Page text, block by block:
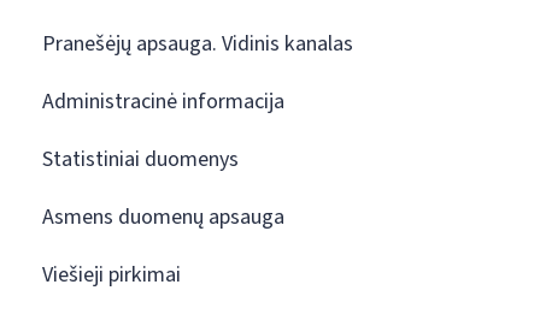
Pranešėjų apsauga. Vidinis kanalas
Administracinė informacija
Statistiniai duomenys
Asmens duomenų apsauga
Viešieji pirkimai